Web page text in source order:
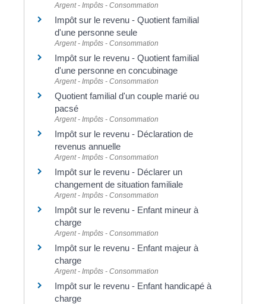
Argent - Impôts - Consommation
Impôt sur le revenu - Quotient familial
d'une personne seule
Argent - Impôts - Consommation
Impôt sur le revenu - Quotient familial
d'une personne en concubinage
Argent - Impôts - Consommation
Quotient familial d'un couple marié ou
pacsé
Argent - Impôts - Consommation
Impôt sur le revenu - Déclaration de
revenus annuelle
Argent - Impôts - Consommation
Impôt sur le revenu - Déclarer un
changement de situation familiale
Argent - Impôts - Consommation
Impôt sur le revenu - Enfant mineur à
charge
Argent - Impôts - Consommation
Impôt sur le revenu - Enfant majeur à
charge
Argent - Impôts - Consommation
Impôt sur le revenu - Enfant handicapé à
charge